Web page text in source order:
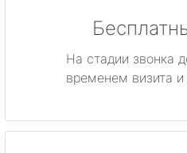
На стадии звонка
временем визита